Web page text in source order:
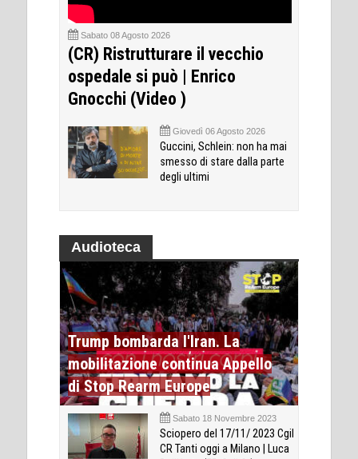
Sabato 08 Agosto 2026
(CR) Ristrutturare il vecchio
ospedale si può | Enrico
Gnocchi (Video )
Giovedì 06 Agosto 2026
Guccini, Schlein: non ha mai
smesso di stare dalla parte
degli ultimi
Audioteca
Trump bombarda l'Iran. La
mobilitazione continua Appello
di Stop Rearm Europe
Sabato 18 Novembre 2023
Sciopero del 17/11/ 2023 Cgil
CR Tanti oggi a Milano | Luca